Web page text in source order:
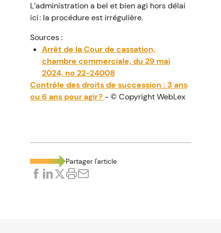
L’administration a bel et bien agi hors délai
ici : la procédure est irrégulière.
Sources :
Arrêt de la Cour de cassation,
chambre commerciale, du 29 mai
2024, no 22-24008
Contrôle des droits de succession : 3 ans
ou 6 ans pour agir ? - © Copyright WebLex
Partager l'article